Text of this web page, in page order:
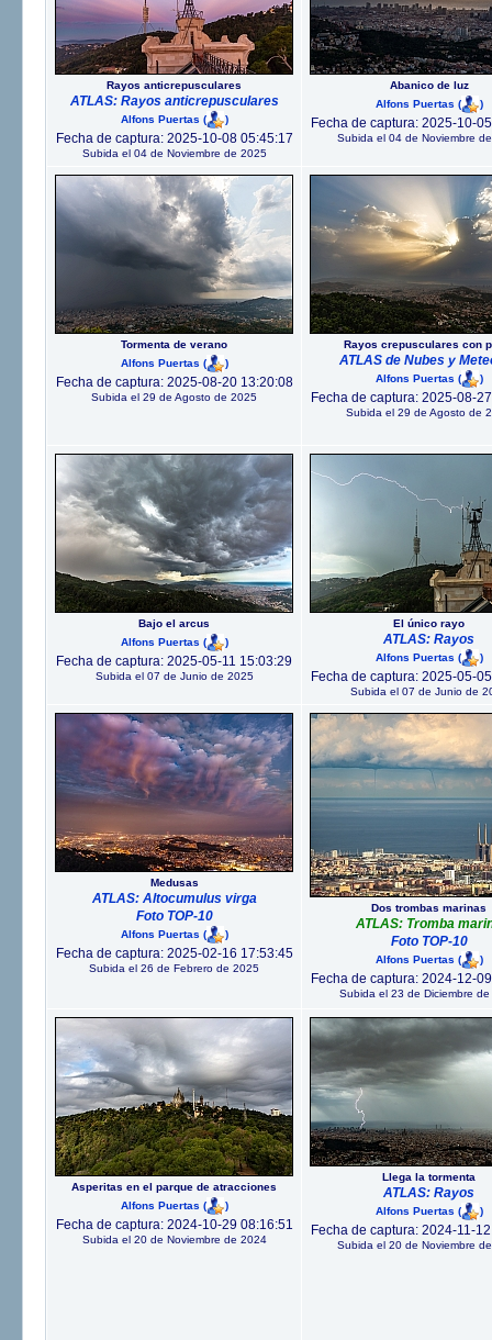
Rayos anticrepusculares
ATLAS: Rayos anticrepusculares
Alfons Puertas ( )
Fecha de captura: 2025-10-08 05:45:17
Subida el 04 de Noviembre de 2025
Abanico de luz
Alfons Puertas ( )
Fecha de captura: 2025-10-
Subida el 04 de Noviembre
Tormenta de verano
Alfons Puertas ( )
Fecha de captura: 2025-08-20 13:20:08
Subida el 29 de Agosto de 2025
Rayos crepusculares con
ATLAS de Nubes y
Alfons Puertas ( )
Fecha de captura: 2025-08-
Subida el 29 de Agosto de
Bajo el arcus
Alfons Puertas ( )
Fecha de captura: 2025-05-11 15:03:29
Subida el 07 de Junio de 2025
El único rayo
ATLAS: Rayos
Alfons Puertas ( )
Fecha de captura: 2025-05-
Subida el 07 de Junio de
Medusas
ATLAS: Altocumulus virga
Foto TOP-10
Alfons Puertas ( )
Fecha de captura: 2025-02-16 17:53:45
Subida el 26 de Febrero de 2025
Dos trombas marinas
ATLAS: Tromba
Foto TOP-10
Alfons Puertas ( )
Fecha de captura: 2024-12-
Subida el 23 de Diciembre
Asperitas en el parque de atracciones
Alfons Puertas ( )
Fecha de captura: 2024-10-29 08:16:51
Subida el 20 de Noviembre de 2024
Llega la tormenta
ATLAS: Rayos
Alfons Puertas ( )
Fecha de captura: 2024-11-
Subida el 20 de Noviembre